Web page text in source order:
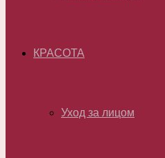
КРАСОТА
Уход за лицом